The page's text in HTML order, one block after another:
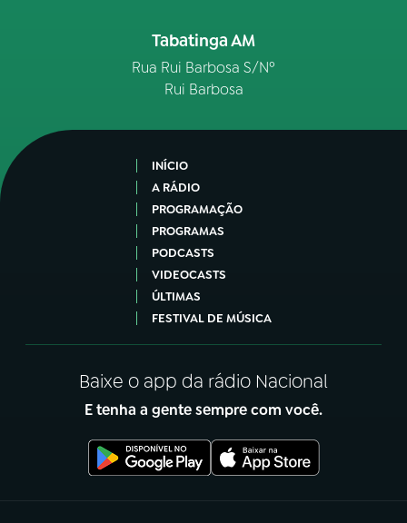
Tabatinga AM
Rua Rui Barbosa S/Nº
Rui Barbosa
INÍCIO
A RÁDIO
PROGRAMAÇÃO
PROGRAMAS
PODCASTS
VIDEOCASTS
ÚLTIMAS
FESTIVAL DE MÚSICA
Baixe o app da rádio Nacional
E tenha a gente sempre com você.